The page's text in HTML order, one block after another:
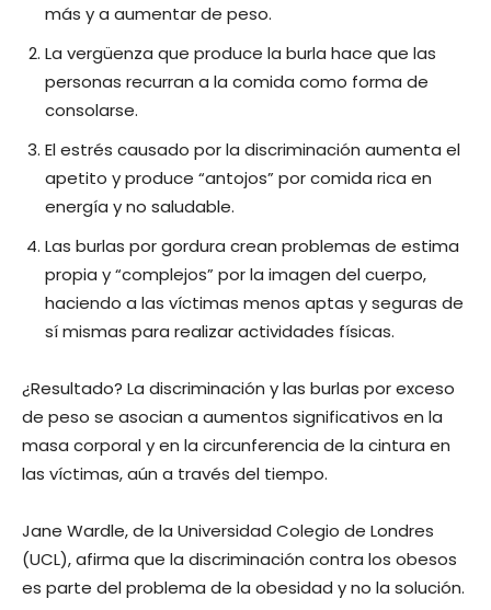
más y a aumentar de peso.
La vergüenza que produce la burla hace que las
personas recurran a la comida como forma de
consolarse.
El estrés causado por la discriminación aumenta el
apetito y produce “antojos” por comida rica en
energía y no saludable.
Las burlas por gordura crean problemas de estima
propia y “complejos” por la imagen del cuerpo,
haciendo a las víctimas menos aptas y seguras de
sí mismas para realizar actividades físicas.
¿Resultado? La discriminación y las burlas por exceso
de peso se asocian a aumentos significativos en la
masa corporal y en la circunferencia de la cintura en
las víctimas, aún a través del tiempo.
Jane Wardle, de la Universidad Colegio de Londres
(UCL), afirma que la discriminación contra los obesos
es parte del problema de la obesidad y no la solución.